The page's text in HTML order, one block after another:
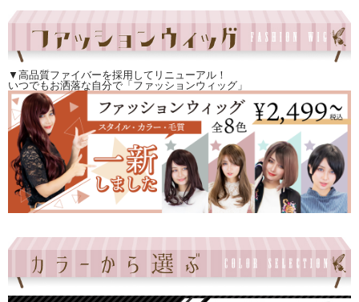
▼高品質ファイバーを採用してリニューアル！
いつでもお洒落な自分で「ファッションウィッグ」